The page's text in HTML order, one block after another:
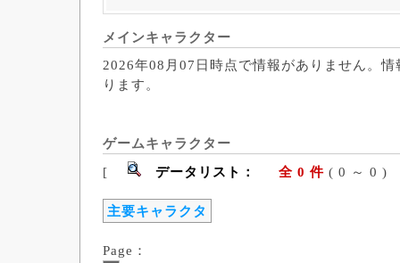
メインキャラクター
2026年08月07日時点で情報がありません。
ります。
ゲームキャラクター
[
データリスト： 全 0 件 ( 0
主要キャラクタ
Page：